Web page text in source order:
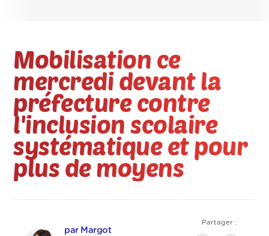
Mobilisation ce
mercredi devant la
préfecture contre
l'inclusion scolaire
systématique et pour
plus de moyens
par Margot
Partager :